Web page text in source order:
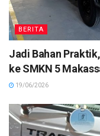
BERITA
Jadi Bahan
ke SMKN 5
19/06/2026